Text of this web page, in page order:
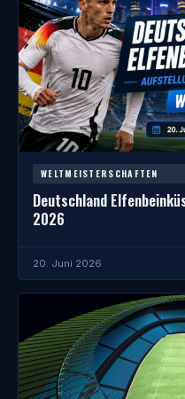
WELTMEISTERSCHAFTEN
Deutschland
2026
20. Juni 2026